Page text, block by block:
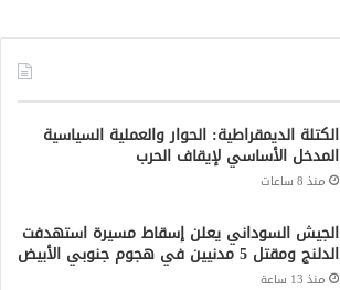
الكتلة الديمقراطية: الحوار والعملية السياسية
المدخل الأساسي لإيقاف الحرب
منذ 8 ساعات
الجيش السوداني يعلن إسقاط مسيرة استهدفت
الدلنج ومقتل 5 مدنيين في هجوم جنوبي الأبيض
منذ 13 ساعة